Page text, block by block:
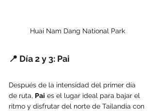
Huai Nam Dang National Park
📍 Día 2 y 3: Pai
Después de la intensidad del primer día
de ruta, Pai es el lugar ideal para bajar el
ritmo y disfrutar del norte de Tailandia con